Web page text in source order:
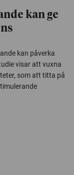
kan ge
kan påverka
visar att vuxna
som att titta på